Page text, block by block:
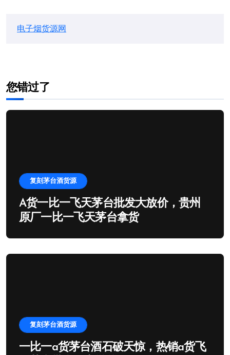
电子烟货源网
您错过了
复刻茅台酒货源
A货一比一飞天茅台批发大放价，贵州
原厂一比一飞天茅台拿货
复刻茅台酒货源
一比一a货茅台酒石破天惊，热销a货飞